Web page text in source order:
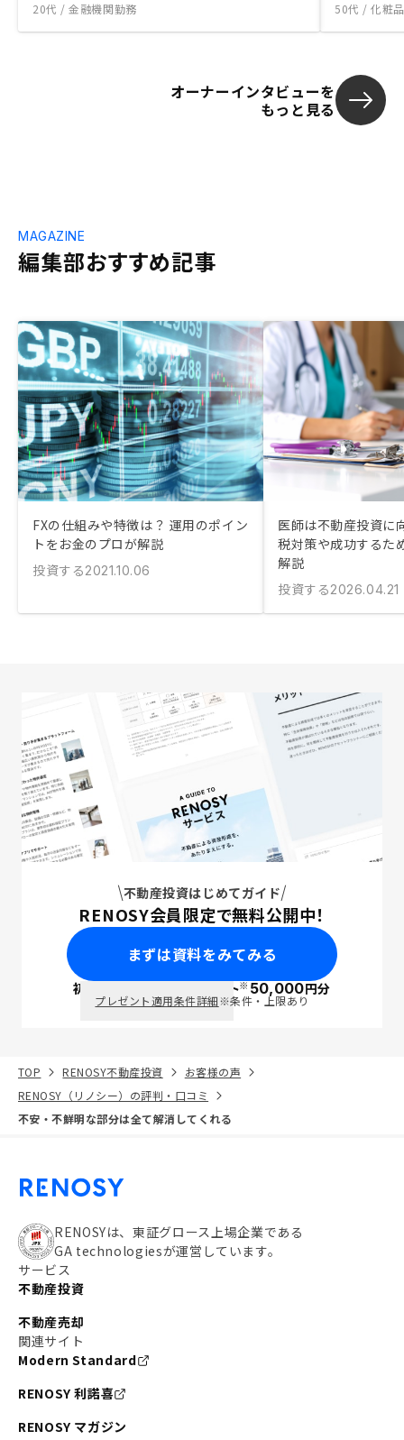
20代 / 金融機関勤務 50代 / 化粧
オーナーインタビューを
もっと見る
編集部おすすめ記事
MAGAZINE
FXの仕組みや特徴は？ 運用のポイン
トをお金のプロが解説
投資する2021.10.06
医師は不動産投資に
税対策や成功するた
解説
投資する2026.04.21
不動産投資はじめてガイド
RENOSY会員限定で無料公開中！
まずは資料をみてみる
初回面談で ポイント※50,000円分
プレゼント適用条件詳細※条件・上限あり
TOP RENOSY不動産投資
お客様の声
RENOSY（リノシー）の評判・口コミ
不安・不鮮明な部分は全て解消してくれる
RENOSYは、東証グロース上場企業である
GA technologiesが運営しています。
サービス
不動産投資
不動産売却
関連サイト
Modern Standard
RENOSY 利諾喜
RENOSY マガジン